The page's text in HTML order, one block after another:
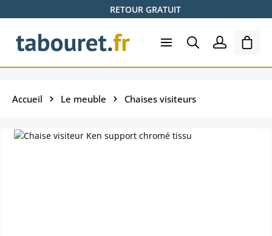
Passer au contenu principalRETOUR GRATUIT
Le
Accueil Le meuble Chaises visiteurs